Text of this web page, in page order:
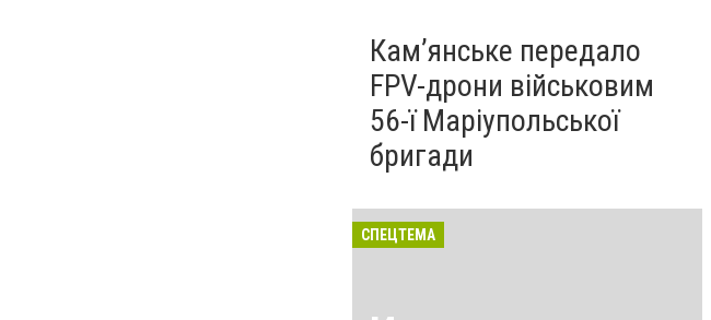
Кам’янське передало
FPV-дрони військовим
56-ї Маріупольської
бригади
СПЕЦТЕМА